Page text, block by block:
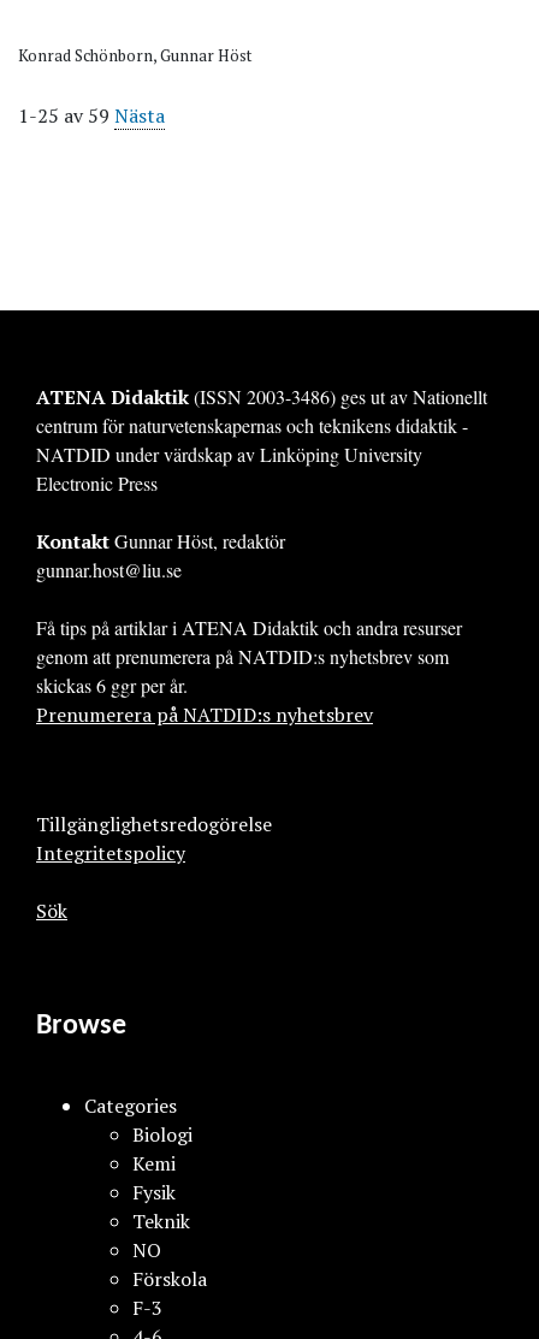
Konrad Schönborn, Gunnar Höst
1-25 av 59 Nästa
ATENA Didaktik(ISSN 2003-3486) ges ut av Nationellt
centrum för naturvetenskapernas och teknikens didaktik -
NATDID under värdskap av Linköping University
Electronic Press
KontaktGunnar Höst, redaktör
gunnar.host@liu.se
Få tips på artiklar i ATENA Didaktik och andra resurser
genom att prenumerera på NATDID:s nyhetsbrev som
skickas 6 ggr per år.
Prenumerera på NATDID:s nyhetsbrev
Tillgänglighetsredogörelse
Integritetspolicy
Sök
Browse
Categories
Biologi
Kemi
Fysik
Teknik
NO
Förskola
F-3